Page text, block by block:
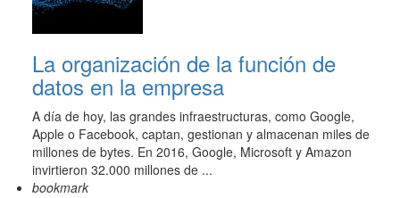
La organización de la función de
datos en la empresa
A día de hoy, las grandes infraestructuras, como Google,
Apple o Facebook, captan, gestionan y almacenan miles de
millones de bytes. En 2016, Google, Microsoft y Amazon
invirtieron 32.000 millones de ...
bookmark